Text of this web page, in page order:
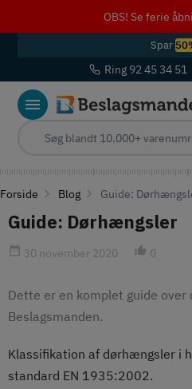
OBS! Se ferie
Spar
Ring 92 45 34 51
Forside Blog Guide:
Guide: Dørhængsler
date_range 30 november 2020 thumb_up_alt 0
Dette er en komplet guide
Beslagsmanden.
Klassifikation af dørhængsler i
standard EN 1935:2002.